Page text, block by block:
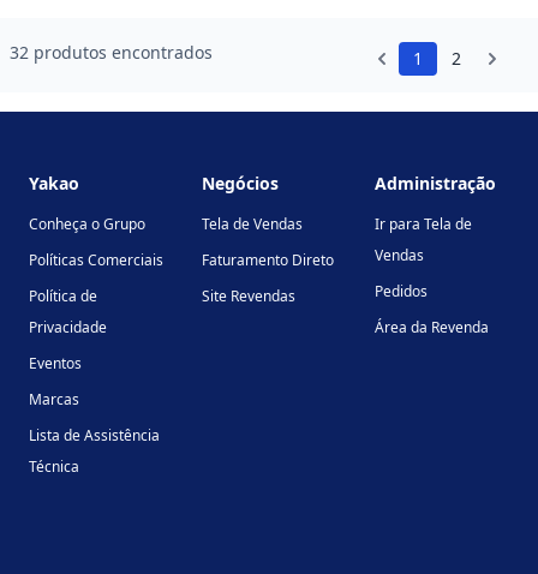
32 produtos encontrados 1 2
Yakao
Conheça o Grupo
Políticas Comerciais
Política de
Privacidade
Eventos
Marcas
Lista de Assistência
Técnica
Negócios
Tela de Vendas
Faturamento Direto
Site Revendas
Administração
Ir para Tela de
Vendas
Pedidos
Área da Revenda